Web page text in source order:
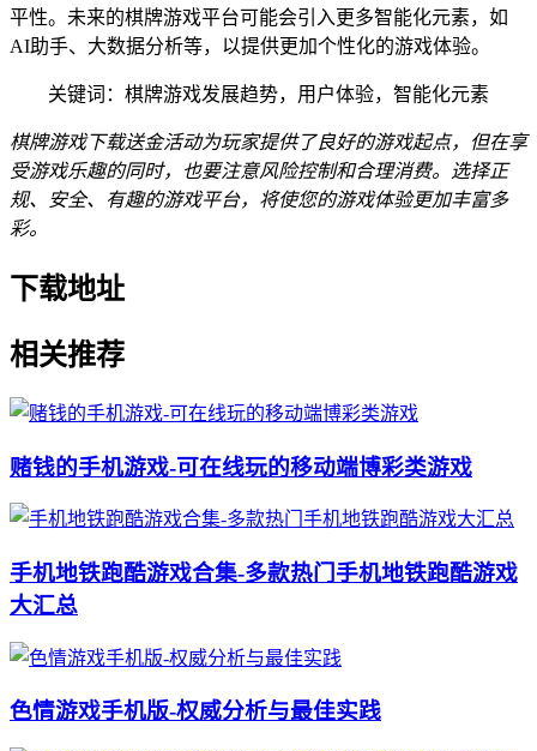
平性。未来的棋牌游戏平台可能会引入更多智能化元素，如
AI助手、大数据分析等，以提供更加个性化的游戏体验。
关键词：棋牌游戏发展趋势，用户体验，智能化元素
棋牌游戏下载送金活动为玩家提供了良好的游戏起点，但在享
受游戏乐趣的同时，也要注意风险控制和合理消费。选择正
规、安全、有趣的游戏平台，将使您的游戏体验更加丰富多
彩。
下载地址
相关推荐
赌钱的手机游戏-可在线玩的移动端博彩类游戏
手机地铁跑酷游戏合集-多款热门手机地铁跑酷游戏
大汇总
色情游戏手机版-权威分析与最佳实践